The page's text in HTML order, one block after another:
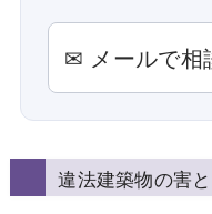
✉ メールで相
違法建築物の害